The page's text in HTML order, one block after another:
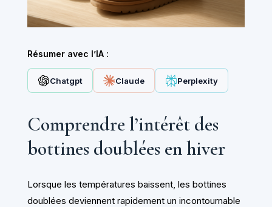
Résumer avec l’IA :
Chatgpt Claude Perplexity
Comprendre l’intérêt des
bottines doublées en hiver
Lorsque les températures baissent, les bottines
doublées deviennent rapidement un incontournable